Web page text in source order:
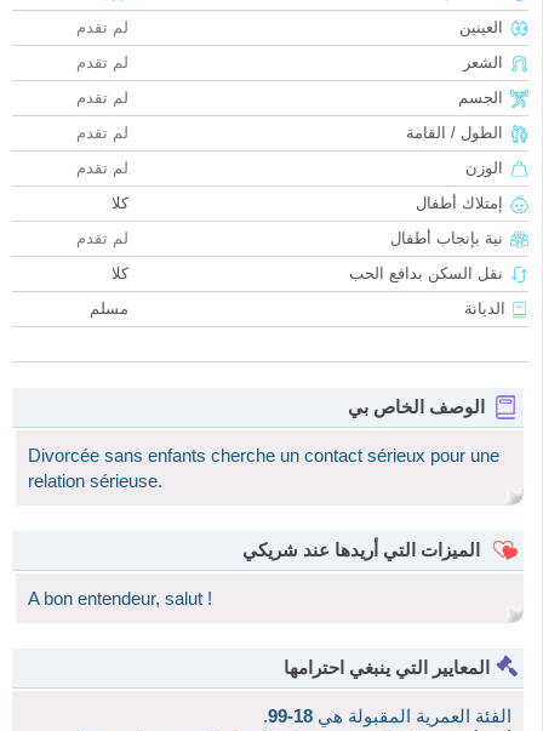
العينين
لم تقدم
الشعر
لم تقدم
الجسم
لم تقدم
الطول / القامة
لم تقدم
الوزن
لم تقدم
إمتلاك أطفال
كلا
نية بإنجاب أطفال
لم تقدم
نقل السكن بدافع الحب
كلا
الديانة
مسلم
الوصف الخاص بي
Divorcée sans enfants cherche un contact sérieux pour une
relation sérieuse.
الميزات التي أريدها عند شريكي
A bon entendeur, salut !
المعايير التي ينبغي احترامها
الفئة العمرية المقبولة هي 18-99
.